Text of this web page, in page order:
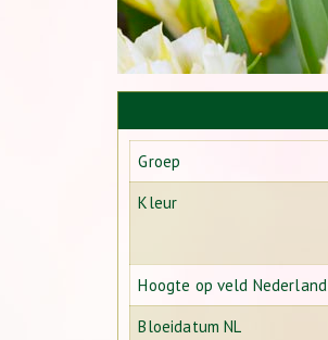
Groep
Kleur
Hoogte op veld Nederland
Bloeidatum NL